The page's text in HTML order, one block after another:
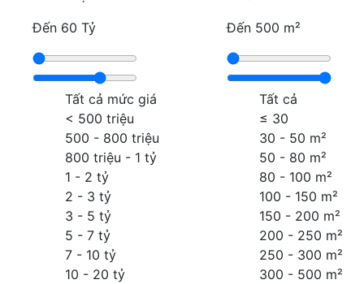
Đến 60 Tỷ
Tất cả mức giá
< 500 triệu
500 - 800 triệu
800 triệu - 1 tỷ
1 - 2 tỷ
2 - 3 tỷ
3 - 5 tỷ
5 - 7 tỷ
7 - 10 tỷ
10 - 20 tỷ
Đến 500 m²
Tất cả
≤ 30
30 - 50 m²
50 - 80 m²
80 - 100 m²
100 - 150 m²
150 - 200 m²
200 - 250 m²
250 - 300 m²
300 - 500 m²